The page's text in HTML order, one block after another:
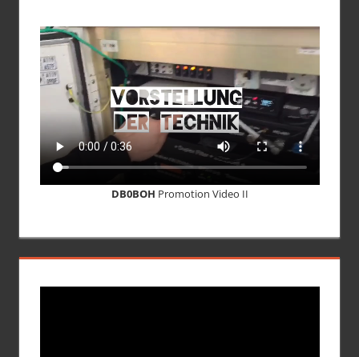
DB0BOH Promotion Video II